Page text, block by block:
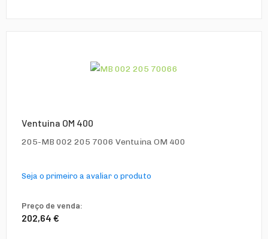
Ventuina OM 400
205-MB 002 205 7006 Ventuina OM 400
Seja o primeiro a avaliar o produto
Preço de venda:
202,64 €